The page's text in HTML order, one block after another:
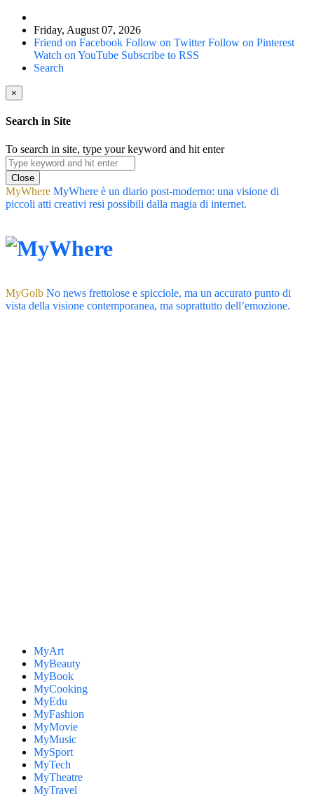
Friday, August 07, 2026
Friend on Facebook Follow on Twitter Follow on Pinterest
Watch on YouTube Subscribe to RSS
Search
×
Search in Site
To search in site, type your keyword and hit enter
Close
MyWhere MyWhere è un diario post-moderno: una visione di
piccoli atti creativi resi possibili dalla magia di internet.
MyGolb No news frettolose e spicciole, ma un accurato punto di
vista della visione contemporanea, ma soprattutto dell’emozione.
MyArt
MyBeauty
MyBook
MyCooking
MyEdu
MyFashion
MyMovie
MyMusic
MySport
MyTech
MyTheatre
MyTravel